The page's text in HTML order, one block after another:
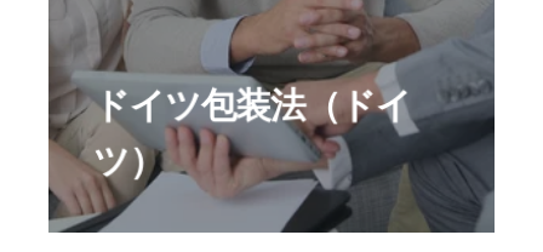
ドイツ包装法（ドイ
ツ）
罰則